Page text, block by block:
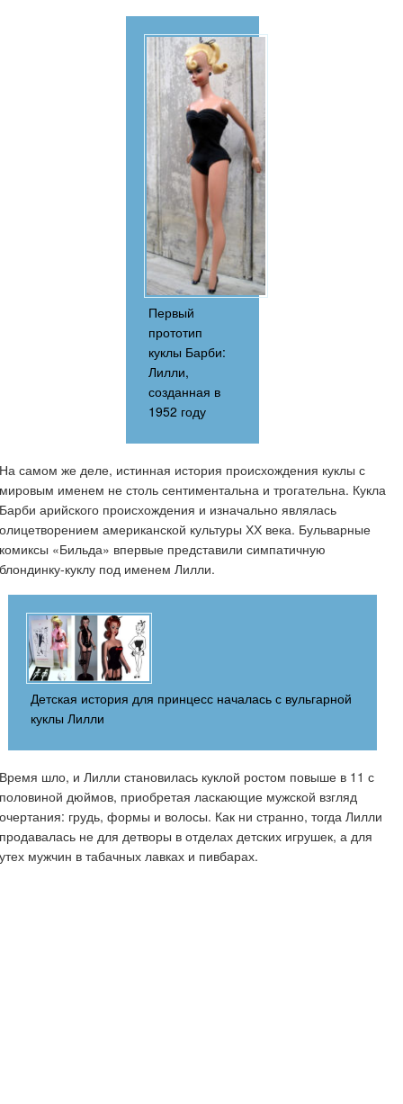
Первый
прототип
куклы Барби:
Лилли,
созданная в
1952 году
На самом же деле, истинная история происхождения куклы с
мировым именем не столь сентиментальна и трогательна. Кукла
Барби арийского происхождения и изначально являлась
олицетворением американской культуры ХХ века. Бульварные
комиксы «Бильда» впервые представили симпатичную
блондинку-куклу под именем Лилли.
Детская история для принцесс началась с вульгарной
куклы Лилли
Время шло, и Лилли становилась куклой ростом повыше в 11 с
половиной дюймов, приобретая ласкающие мужской взгляд
очертания: грудь, формы и волосы. Как ни странно, тогда Лилли
продавалась не для детворы в отделах детских игрушек, а для
утех мужчин в табачных лавках и пивбарах.